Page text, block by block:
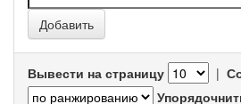
Вывести на страницу |